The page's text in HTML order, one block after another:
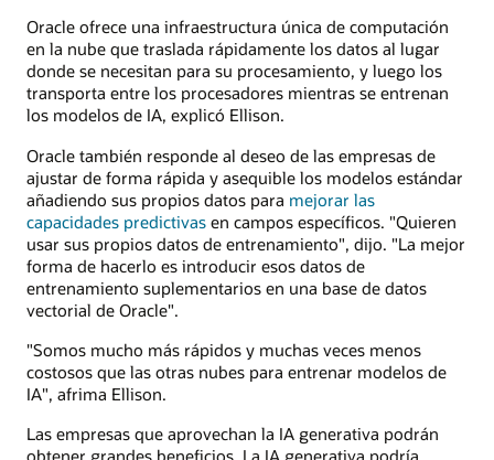
Oracle ofrece una infraestructura única de computación
en la nube que traslada rápidamente los datos al lugar
donde se necesitan para su procesamiento, y luego los
transporta entre los procesadores mientras se entrenan
los modelos de IA, explicó Ellison.
Oracle también responde al deseo de las empresas de
ajustar de forma rápida y asequible los modelos estándar
añadiendo sus propios datos para mejorar las
capacidades predictivas en campos específicos. "Quieren
usar sus propios datos de entrenamiento", dijo. "La mejor
forma de hacerlo es introducir esos datos de
entrenamiento suplementarios en una base de datos
vectorial de Oracle".
"Somos mucho más rápidos y muchas veces menos
costosos que las otras nubes para entrenar modelos de
IA", afrima Ellison.
Las empresas que aprovechan la IA generativa podrán